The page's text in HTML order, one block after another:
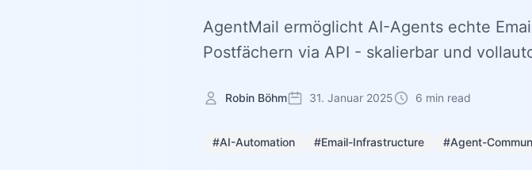
AgentMail ermöglicht AI-Agents echte
Postfächern via API - skalierbar und
Robin Böhm 31. Januar 2025 6 min read
#AI-Automation #Email-Infrastructure #Agent-